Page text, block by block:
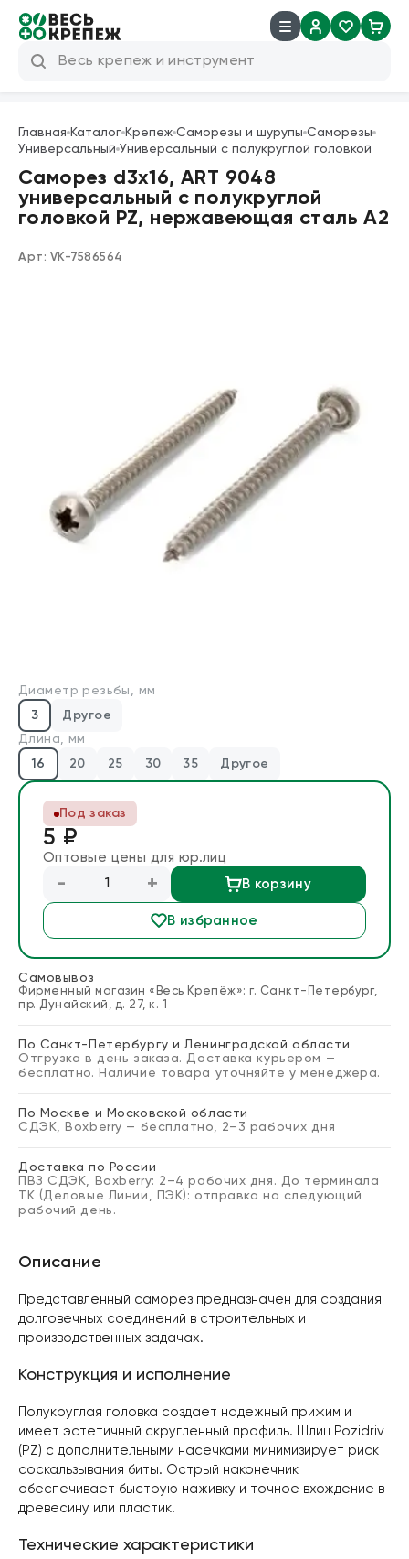
Инструмент
Крепеж
Для бизнеса
О компании
Калькуляторы
Калькулятор веса крепежа
Калькулятор химических анкеров
Контакты
Блог
Запросить расчет
Главная Каталог Крепеж Саморезы и шурупы Саморезы
Универсальный Универсальный с полукруглой головкой
Саморез d3х16, ART 9048
универсальный с полукруглой
головкой PZ, нержавеющая сталь А2
Арт: VK-7586564
Диаметр резьбы, мм
3
Другое
Длина, мм
16
20 25 30 35 Другое
Под заказ
5 ₽
Оптовые цены для юр.лиц
- + В корзину
В избранное
Самовывоз
Фирменный магазин «Весь Крепёж»: г. Санкт-Петербург,
пр. Дунайский, д. 27, к. 1
По Санкт-Петербургу и Ленинградской области
Отгрузка в день заказа. Доставка курьером —
бесплатно. Наличие товара уточняйте у менеджера.
По Москве и Московской области
СДЭК, Boxberry — бесплатно, 2–3 рабочих дня
Доставка по России
ПВЗ СДЭК, Boxberry: 2–4 рабочих дня. До терминала
ТК (Деловые Линии, ПЭК): отправка на следующий
рабочий день.
Описание
Представленный саморез предназначен для создания
долговечных соединений в строительных и
производственных задачах.
Конструкция и исполнение
Полукруглая головка создает надежный прижим и
имеет эстетичный скругленный профиль. Шлиц Pozidriv
(PZ) с дополнительными насечками минимизирует риск
соскальзывания биты. Острый наконечник
обеспечивает быструю наживку и точное вхождение в
древесину или пластик.
Технические характеристики